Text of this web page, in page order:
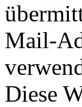
Mail-
Diese